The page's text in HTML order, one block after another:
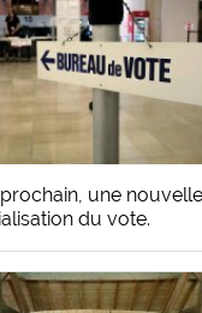
une
du vote.